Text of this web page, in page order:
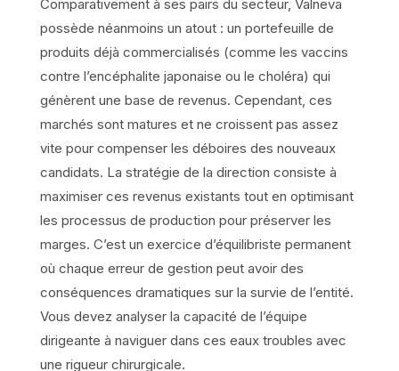
Comparativement à ses pairs du secteur, Valneva
possède néanmoins un atout : un portefeuille de
produits déjà commercialisés (comme les vaccins
contre l’encéphalite japonaise ou le choléra) qui
génèrent une base de revenus. Cependant, ces
marchés sont matures et ne croissent pas assez
vite pour compenser les déboires des nouveaux
candidats. La stratégie de la direction consiste à
maximiser ces revenus existants tout en optimisant
les processus de production pour préserver les
marges. C’est un exercice d’équilibriste permanent
où chaque erreur de gestion peut avoir des
conséquences dramatiques sur la survie de l’entité.
Vous devez analyser la capacité de l’équipe
dirigeante à naviguer dans ces eaux troubles avec
une rigueur chirurgicale.